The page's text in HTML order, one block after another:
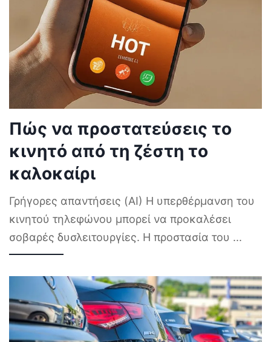
Πώς να προστατεύσεις το
κινητό από τη ζέστη το
καλοκαίρι
Γρήγορες απαντήσεις (AI) Η υπερθέρμανση του
κινητού τηλεφώνου μπορεί να προκαλέσει
σοβαρές δυσλειτουργίες. Η προστασία του ...